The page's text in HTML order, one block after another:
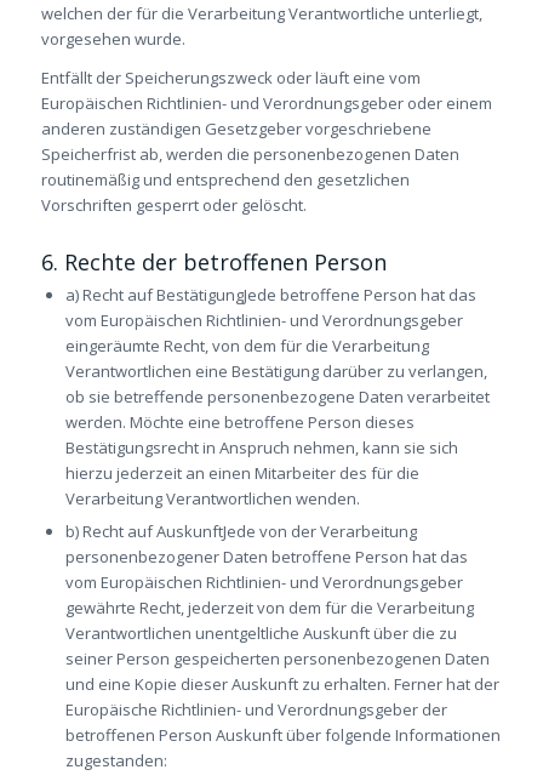
welchen der für die Verarbeitung Verantwortliche unterliegt,
vorgesehen wurde.
Entfällt der Speicherungszweck oder läuft eine vom
Europäischen Richtlinien- und Verordnungsgeber oder einem
anderen zuständigen Gesetzgeber vorgeschriebene
Speicherfrist ab, werden die personenbezogenen Daten
routinemäßig und entsprechend den gesetzlichen
Vorschriften gesperrt oder gelöscht.
6. Rechte der betroffenen Person
a) Recht auf BestätigungJede betroffene Person hat das
vom Europäischen Richtlinien- und Verordnungsgeber
eingeräumte Recht, von dem für die Verarbeitung
Verantwortlichen eine Bestätigung darüber zu verlangen,
ob sie betreffende personenbezogene Daten verarbeitet
werden. Möchte eine betroffene Person dieses
Bestätigungsrecht in Anspruch nehmen, kann sie sich
hierzu jederzeit an einen Mitarbeiter des für die
Verarbeitung Verantwortlichen wenden.
b) Recht auf AuskunftJede von der Verarbeitung
personenbezogener Daten betroffene Person hat das
vom Europäischen Richtlinien- und Verordnungsgeber
gewährte Recht, jederzeit von dem für die Verarbeitung
Verantwortlichen unentgeltliche Auskunft über die zu
seiner Person gespeicherten personenbezogenen Daten
und eine Kopie dieser Auskunft zu erhalten. Ferner hat der
Europäische Richtlinien- und Verordnungsgeber der
betroffenen Person Auskunft über folgende Informationen
zugestanden: